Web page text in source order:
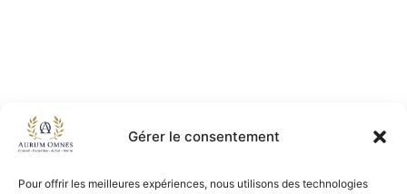
Gérer le consentement
Pour offrir les meilleures expériences, nous utilisons des technologies